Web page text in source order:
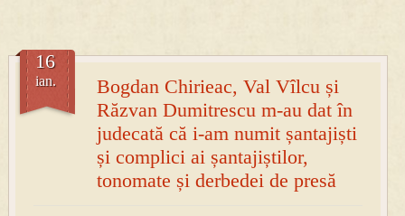
Bogdan Chirieac, Val Vîlcu și
Răzvan Dumitrescu m-au dat în
judecată că i-am numit șantajiști
și complici ai șantajiștilor,
tonomate și derbedei de presă
16
ian.